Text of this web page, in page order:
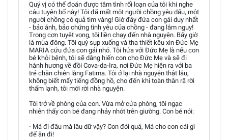
Quý vị có thể đoán được tâm tình rối loạn của tôi khi nghe
câu tuyên bố này! Tôi đã mất một người chồng yêu dấu, một
người chồng có quả tim vàng! Giờ đây đứa con gái duy nhất
- bảo ảnh, bảo chứng tình yêu của chồng - đang lâm nguy!
Trong cơn tuyệt vọng, tôi liền chạy đến nhà nguyện. Bấy giờ
là mùa đông. Tôi quỳ sụp xuống và tha thiết kêu xin Đức Mẹ
MARIA cứu đứa con gái nhỏ. Tôi hứa với Đức Mẹ là nếu con
bé khỏi bệnh, tôi sẽ dâng hiến con cho Đức Mẹ và sẽ đi
hành hương về đồi Cova-da-Ira, nơi Đức Mẹ hiện ra với ba
trẻ chăn chiên làng Fatima. Tôi ở lại nhà nguyện thật lâu,
không biết mấy tiếng đồng hồ, cho đến khi toàn thân rã rời
thấm lạnh, tôi mới rời nhà nguyện.
Tôi trở về phòng của con. Vừa mở cửa phòng, tôi ngạc
nhiên thấy con bé đang nhảy nhót trên giường. Con bé nói:
- Má đi đâu mà lâu dữ vậy? Con đói quá, Má cho con cái gì
để ăn đi!